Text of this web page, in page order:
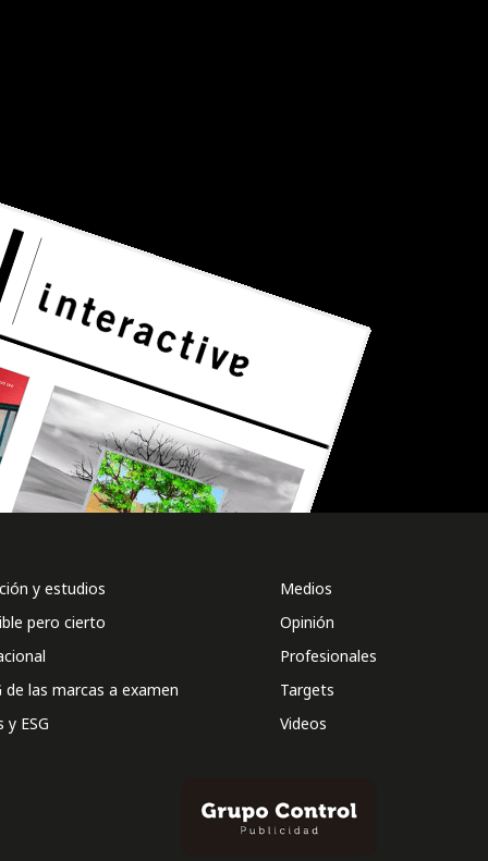
y estudios
pero cierto
de las marcas a examen
y ESG
Medios
Opinión
Profesionales
Targets
Videos